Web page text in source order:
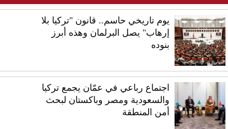
يوم تاريخي حاسم.. قانون "تركيا بلا
إرهاب" يصل البرلمان وهذه أبرز
بنوده
اجتماع رباعي في عمّان يجمع تركيا
والسعودية ومصر وباكستان لبحث
أمن المنطقة